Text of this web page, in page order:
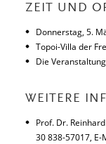
ZEIT UND
Donnerstag, 5.
Topoi-Villa der
Die
WEITERE
Prof. Dr.
30 838-57017, E-